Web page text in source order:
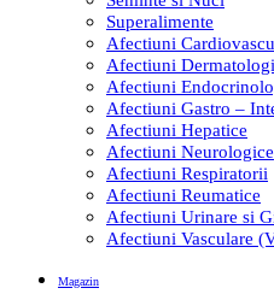
Superalimente
Afectiuni
Afectiuni
Afectiuni
Afectiuni Gastro –
Afectiuni Hepatice
Afectiuni Neurologice
Afectiuni Respiratorii
Afectiuni Reumatice
Afectiuni Urinare si
Afectiuni Vasculare
Magazin